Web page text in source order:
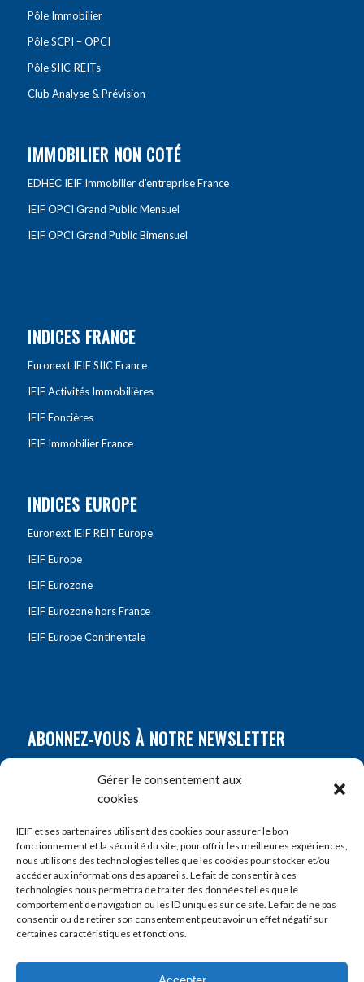
Gérer le consentement aux
cookies
IEIF et ses partenaires utilisent des cookies pour assurer le bon
fonctionnement et la sécurité du site, pour offrir les meilleures expériences,
nous utilisons des technologies telles que les cookies pour stocker et/ou
accéder aux informations des appareils. Le fait de consentir à ces
technologies nous permettra de traiter des données telles que le
comportement de navigation ou les ID uniques sur ce site. Le fait de ne pas
consentir ou de retirer son consentement peut avoir un effet négatif sur
certaines caractéristiques et fonctions.
Pôle Immobilier
Pôle SCPI – OPCI
Pôle SIIC-REITs
Club Analyse & Prévision
IMMOBILIER NON COTÉ
EDHEC IEIF Immobilier d’entreprise France
IEIF OPCI Grand Public Mensuel
IEIF OPCI Grand Public Bimensuel
INDICES FRANCE
Euronext IEIF SIIC France
IEIF Activités Immobilières
IEIF Foncières
IEIF Immobilier France
INDICES EUROPE
Euronext IEIF REIT Europe
IEIF Europe
IEIF Eurozone
IEIF Eurozone hors France
IEIF Europe Continentale
ABONNEZ-VOUS À NOTRE NEWSLETTER
Prénom
E-mail*